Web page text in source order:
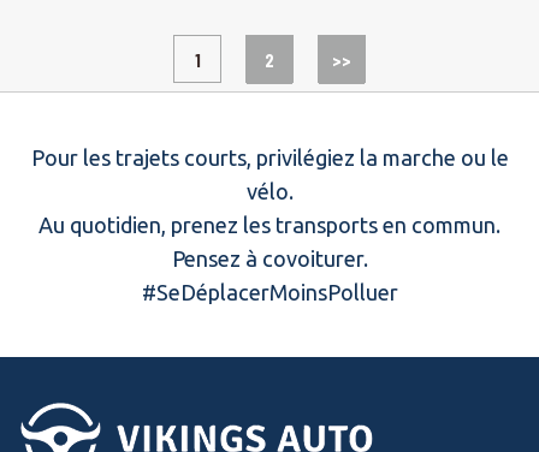
1 2 >>
Pour les trajets courts, privilégiez la marche ou le
vélo.
Au quotidien, prenez les transports en commun.
Pensez à covoiturer.
#SeDéplacerMoinsPolluer